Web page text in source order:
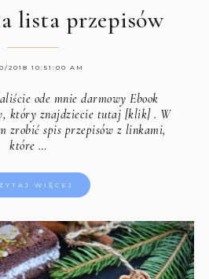
lista przepisów
2018 10:51:00 AM
ode mnie darmowy Ebook
który znajdziecie tutaj [klik]. W
zrobić spis przepisów z linkami,
które …
WIĘCEJ